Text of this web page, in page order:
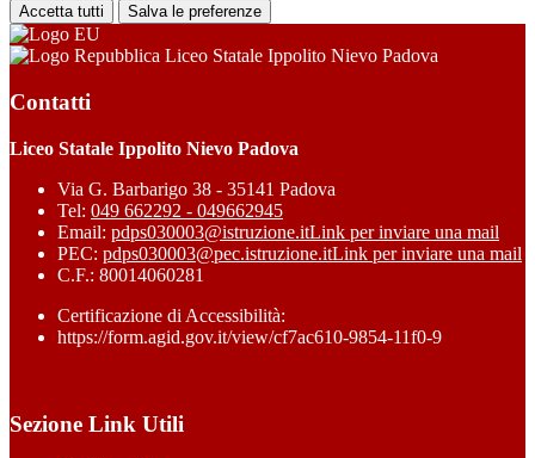
Accetta tutti Salva le preferenze
Liceo Statale Ippolito Nievo Padova
Contatti
Liceo Statale Ippolito Nievo Padova
Via G. Barbarigo 38 - 35141 Padova
Tel: 049 662292 - 049662945
Email: pdps030003@istruzione.itLink per inviare una mail
PEC: pdps030003@pec.istruzione.itLink per inviare una mail
C.F.: 80014060281
Certificazione di Accessibilità:
https://form.agid.gov.it/view/cf7ac610-9854-11f0-9
Sezione Link Utili